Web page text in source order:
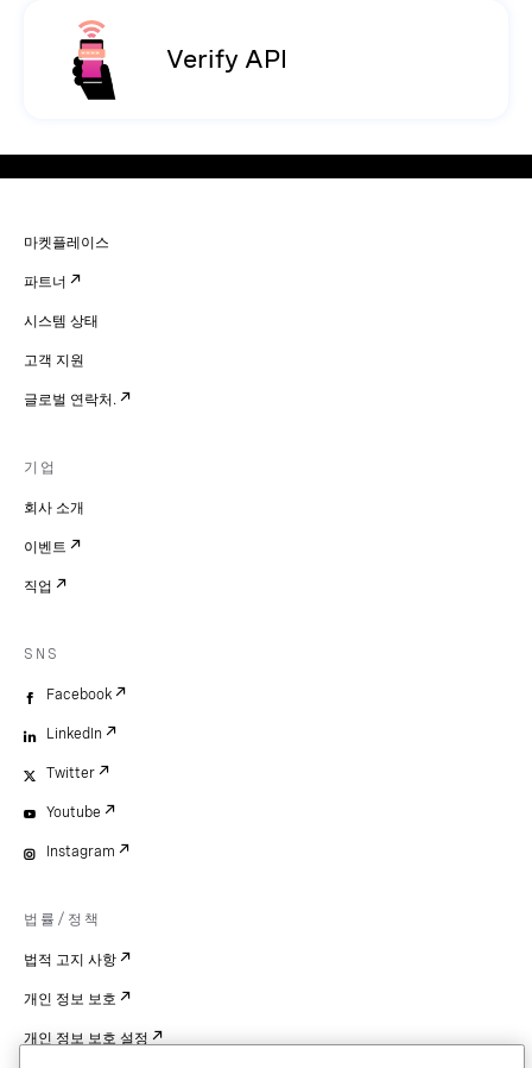
Verify API
마켓플레이스
파트너
시스템 상태
고객 지원
글로벌 연락처.
기업
회사 소개
이벤트
직업
SNS
Facebook
LinkedIn
Twitter
Youtube
Instagram
법률/정책
법적 고지 사항
개인 정보 보호
개인 정보 보호 설정